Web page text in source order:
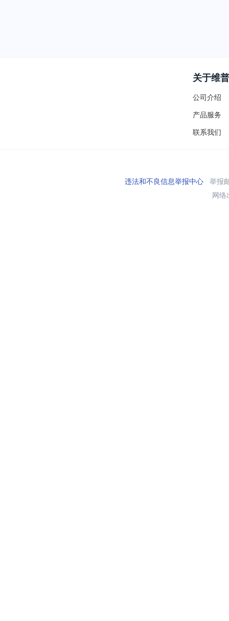
关于维普
公司介绍
产品服务
联系我们
违法和不良信息举报中心举报
网